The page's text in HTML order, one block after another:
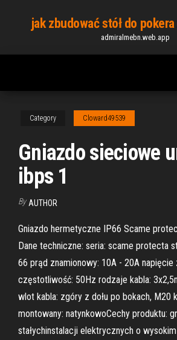
content
jak zbudować stół do
admiralmebn.web.app
Category Cloward49539
Gniazdo sieciowe
ibps 1
By AUTHOR
Gniazdo hermetyczne IP66 Scame
Dane techniczne: seria: scame protecta
66 prąd znamionowy: 10A - 20A napięcie
częstotliwość: 50Hz rodzaje kabla:
wlot kabla: zgóry z dołu po bokach, M20
montowany: natynkowoCechy produktu:
stałychinstalacji elektrycznych o